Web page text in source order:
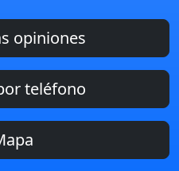
opiniones
teléfono